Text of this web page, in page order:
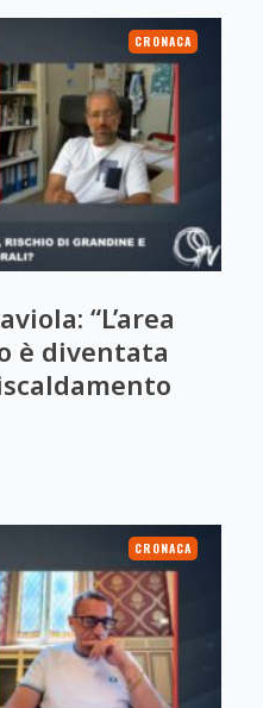
CRONACA
“L’area
è diventata
CRONACA